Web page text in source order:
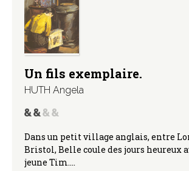
Un fils exemplaire.
HUTH Angela
Dans un petit village anglais, entre
Bristol, Belle coule des jours heureux
jeune Tim.…